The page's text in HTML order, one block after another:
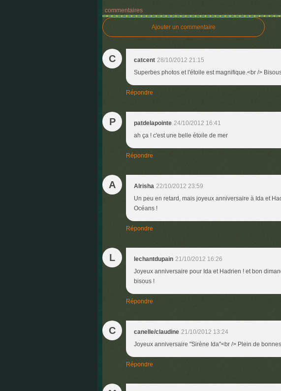
commentaires
Ajouter un commentaire
C catcent 28/10/2012 21:15
Superbes photos et l'étoile est magnifique.<br />
Répondre
P patdelapointe 24/10/2012 16:41
ah ça ! c'est une belle étoile de mer
Répondre
A Alrisha 22/10/2012 23:59
Un peu en retard, mais joyeux anniversaire à Ida et
Océans !
Répondre
L lechantdupain 21/10/2012 16:26
Joyeux anniversaire pour Ida et Hadrien ! et bon
bisous !
Répondre
C canelle/claudine 21/10/2012 13:24
Joyeux anniversaire "Sirène Ida"<br /> Plein de
Répondre